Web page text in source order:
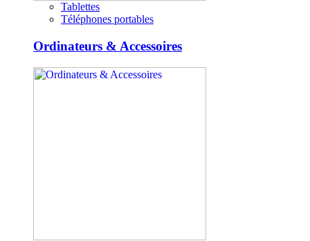
Tablettes
Téléphones portables
Ordinateurs & Accessoires